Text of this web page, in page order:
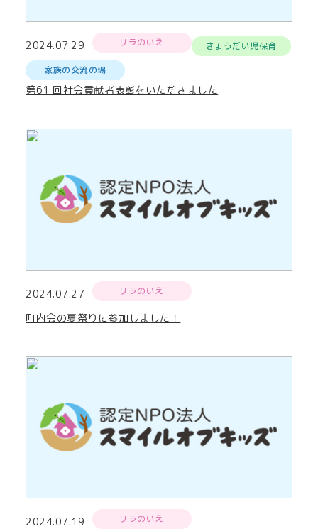
2024.07.29 リラのいえ
きょうだい児保育
家族の交流の場
第61 回社会貢献者表彰をいただきました
2024.07.27 リラのいえ
町内会の夏祭りに参加しました！
2024.07.19 リラのいえ